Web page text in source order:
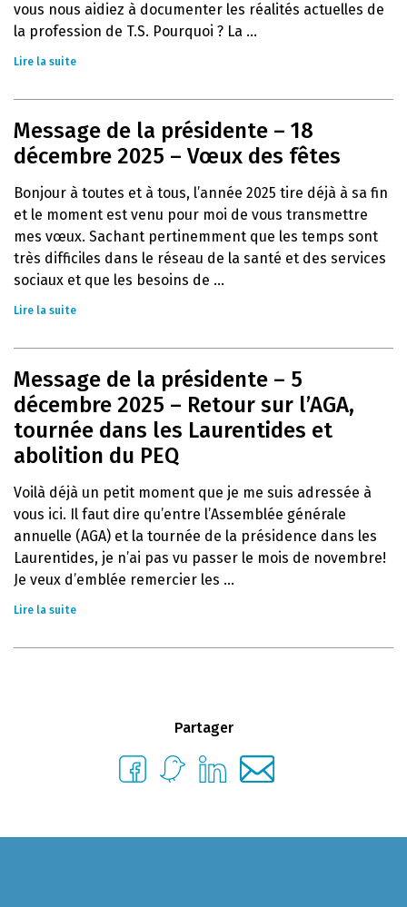
vous nous aidiez à documenter les réalités actuelles de
la profession de T.S. Pourquoi ? La ...
Lire la suite
Message de la présidente – 18
décembre 2025 – Vœux des fêtes
Bonjour à toutes et à tous, l’année 2025 tire déjà à sa fin
et le moment est venu pour moi de vous transmettre
mes vœux. Sachant pertinemment que les temps sont
très difficiles dans le réseau de la santé et des services
sociaux et que les besoins de ...
Lire la suite
Message de la présidente – 5
décembre 2025 – Retour sur l’AGA,
tournée dans les Laurentides et
abolition du PEQ
Voilà déjà un petit moment que je me suis adressée à
vous ici. Il faut dire qu’entre l’Assemblée générale
annuelle (AGA) et la tournée de la présidence dans les
Laurentides, je n’ai pas vu passer le mois de novembre!
Je veux d’emblée remercier les ...
Lire la suite
Partager